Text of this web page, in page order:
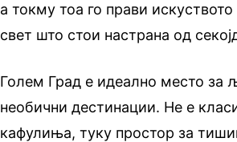
а токму тоа го прави
свет што стои настрана од
Голем Град е идеално место за
необични дестинации. Не е
кафулиња, туку простор за